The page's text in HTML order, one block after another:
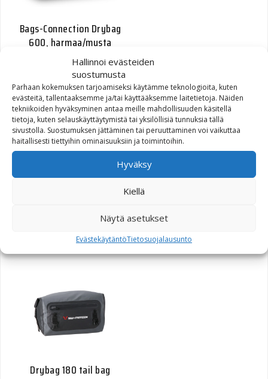
Hallinnoi evästeiden
suostumusta
Parhaan kokemuksen tarjoamiseksi käytämme teknologioita, kuten
evästeitä, tallentaaksemme ja/tai käyttääksemme laitetietoja. Näiden
tekniikoiden hyväksyminen antaa meille mahdollisuuden käsitellä
tietoja, kuten selauskäyttäytymistä tai yksilöllisiä tunnuksia tällä
sivustolla. Suostumuksen jättäminen tai peruuttaminen voi vaikuttaa
haitallisesti tiettyihin ominaisuuksiin ja toimintoihin.
Hyväksy
Kiellä
Näytä asetukset
EvästekäytäntöTietosuojalausunto
Bags-Connection Drybag
600, harmaa/musta
81,00€
15,00€
Drybag 180 tail bag